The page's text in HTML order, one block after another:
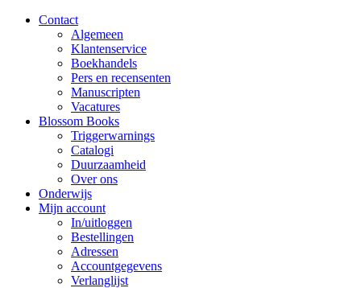
Contact
Algemeen
Klantenservice
Boekhandels
Pers en recensenten
Manuscripten
Vacatures
Blossom Books
Triggerwarnings
Catalogi
Duurzaamheid
Over ons
Onderwijs
Mijn account
In/uitloggen
Bestellingen
Adressen
Accountgegevens
Verlanglijst